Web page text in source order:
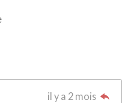
il y a 2 mois